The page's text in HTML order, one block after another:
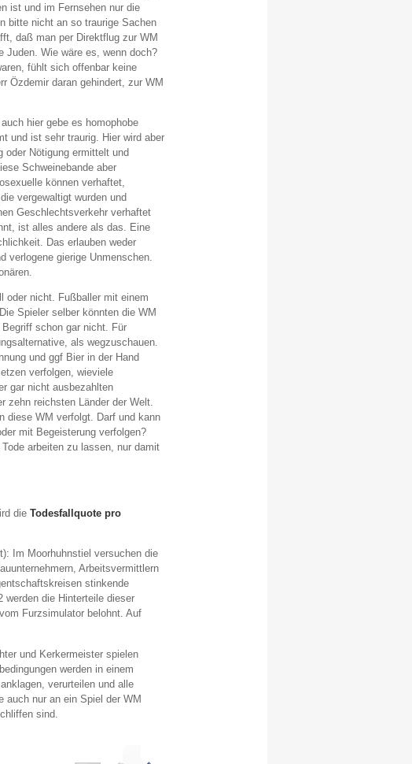
ist und im Fernsehen nur die
bitte nicht an so traurige Sachen
daß man per Direktflug zur WM
Juden. Wie wäre es, wenn doch?
fühlt sich offenbar keine
Özdemir daran gehindert, zur WM
hier gebe es homophobe
und ist sehr traurig. Hier wird aber
oder Nötigung ermittelt und
Schweinebande aber
können verhaftet,
vergewaltigt wurden und
Geschlechtsverkehr verhaftet
ist alles andere als das. Eine
Das erlauben weder
verlogene gierige Unmenschen.
oder nicht. Fußballer mit einem
Spieler selber könnten die WM
schon gar nicht. Für
als wegzuschauen.
und ggf Bier in der Hand
verfolgen, wieviele
gar nicht ausbezahlten
zehn reichsten Länder der Welt.
diese WM verfolgt. Darf und kann
mit Begeisterung verfolgen?
arbeiten zu lassen, nur damit
die Todesfallquote pro
Im Moorhuhnstiel versuchen die
Arbeitsvermittlern
stinkende
werden die Hinterteile dieser
Furzsimulator belohnt. Auf
und Kerkermeister spielen
werden in einem
verurteilen und alle
auch nur an ein Spiel der WM
sind.